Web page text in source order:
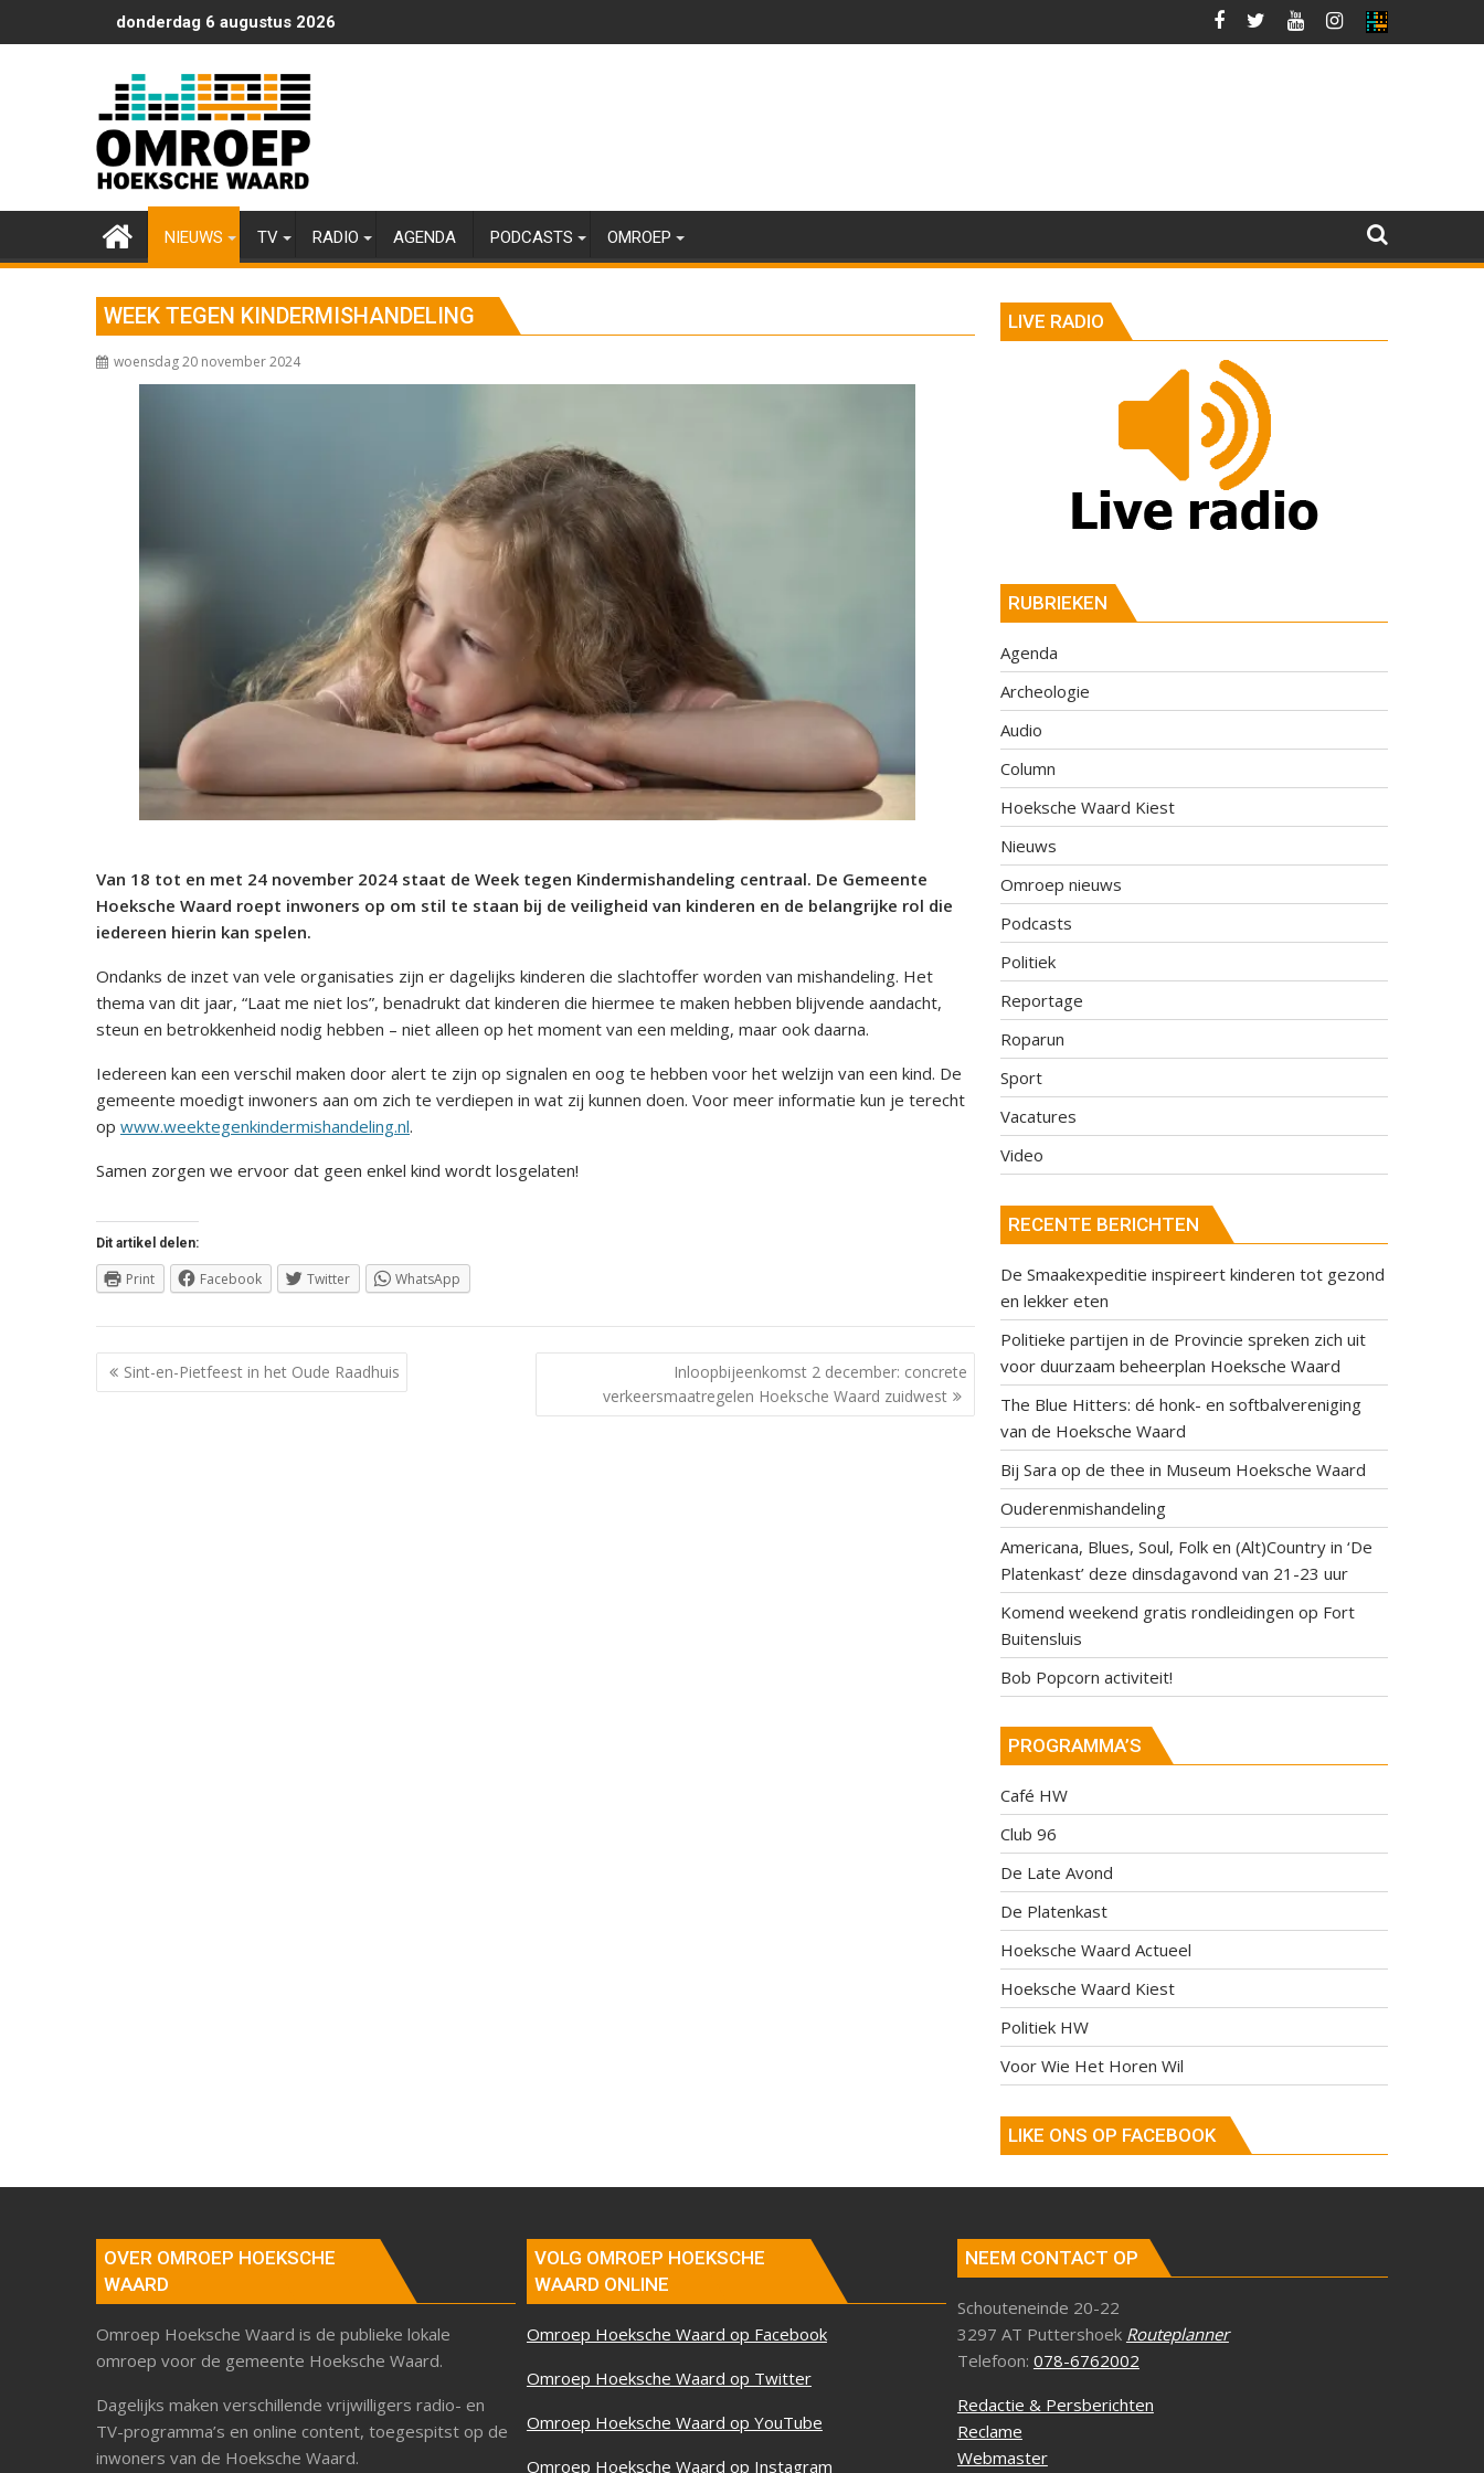
naar
donderdag 6 augustus 2026
NIEUWS TV RADIO AGENDA PODCASTS OMROEP
WEEK TEGEN KINDERMISHANDELING
woensdag 20 november 2024
Van 18 tot en met 24 november 2024 staat de Week tegen Kindermishandeling centraal. De Gemeente
Hoeksche Waard roept inwoners op om stil te staan bij de veiligheid van kinderen en de belangrijke rol die
iedereen hierin kan spelen.
Ondanks de inzet van vele organisaties zijn er dagelijks kinderen die slachtoffer worden van mishandeling. Het
thema van dit jaar, “Laat me niet los”, benadrukt dat kinderen die hiermee te maken hebben blijvende aandacht,
steun en betrokkenheid nodig hebben – niet alleen op het moment van een melding, maar ook daarna.
Iedereen kan een verschil maken door alert te zijn op signalen en oog te hebben voor het welzijn van een kind. De
gemeente moedigt inwoners aan om zich te verdiepen in wat zij kunnen doen. Voor meer informatie kun je terecht
op www.weektegenkindermishandeling.nl.
Samen zorgen we ervoor dat geen enkel kind wordt losgelaten!
Dit artikel delen:
Print Facebook Twitter WhatsApp
Berichtnavigatie
Sint-en-Pietfeest in het Oude Raadhuis
Inloopbijeenkomst 2 december: concrete
verkeersmaatregelen Hoeksche Waard zuidwest
LIVE RADIO
RUBRIEKEN
Agenda
Archeologie
Audio
Column
Hoeksche Waard Kiest
Nieuws
Omroep nieuws
Podcasts
Politiek
Reportage
Roparun
Sport
Vacatures
Video
RECENTE BERICHTEN
De Smaakexpeditie inspireert kinderen tot gezond
en lekker eten
Politieke partijen in de Provincie spreken zich uit
voor duurzaam beheerplan Hoeksche Waard
The Blue Hitters: dé honk- en softbalvereniging
van de Hoeksche Waard
Bij Sara op de thee in Museum Hoeksche Waard
Ouderenmishandeling
Americana, Blues, Soul, Folk en (Alt)Country in ‘De
Platenkast’ deze dinsdagavond van 21-23 uur
Komend weekend gratis rondleidingen op Fort
Buitensluis
Bob Popcorn activiteit!
PROGRAMMA’S
Café HW
Club 96
De Late Avond
De Platenkast
Hoeksche Waard Actueel
Hoeksche Waard Kiest
Politiek HW
Voor Wie Het Horen Wil
LIKE ONS OP FACEBOOK
OVER OMROEP HOEKSCHE
WAARD
Omroep Hoeksche Waard is de publieke lokale
omroep voor de gemeente Hoeksche Waard.
Dagelijks maken verschillende vrijwilligers radio- en
TV-programma’s en online content, toegespitst op de
inwoners van de Hoeksche Waard.
VOLG OMROEP HOEKSCHE
WAARD ONLINE
Omroep Hoeksche Waard op Facebook
Omroep Hoeksche Waard op Twitter
Omroep Hoeksche Waard op YouTube
Omroep Hoeksche Waard op Instagram
NEEM CONTACT OP
Schouteneinde 20-22
3297 AT Puttershoek Routeplanner
Telefoon: 078-6762002
Redactie & Persberichten
Reclame
Webmaster